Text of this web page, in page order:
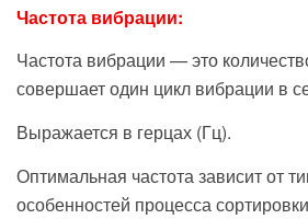
Частота вибрации:
Частота вибрации — это
совершает один цикл вибрации в
Выражается в герцах (Гц).
Оптимальная частота зависит от
особенностей процесса